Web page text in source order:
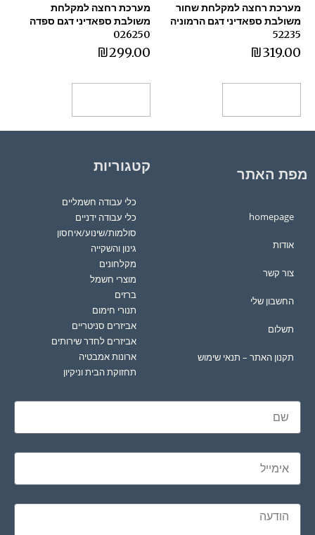
מערכת רחצה למקלחת שחור
משולבת ספאדיני דגם הרמוניה
52235
₪319.00
מערכת רחצה למקלחת
משולבת ספאדיני דגם ספדה
026250
₪299.00
מפת האתר
homepage
אודות
צור קשר
החשבון שלי
תשלום
תקנון האתר – תנאי שימוש
קטגוריות
כלי עבודה חשמליים
כלי עבודה ידניים
סולמות/שינוע/איחסון
גינון והשקייה
מקלחונים
מוצרי חשמל
ברזים
תנורי חימום
אביזרים סניטריים
אביזרים לחדר שירותים
ארונות אמבטיה
תחזוקת הבית וניקיון